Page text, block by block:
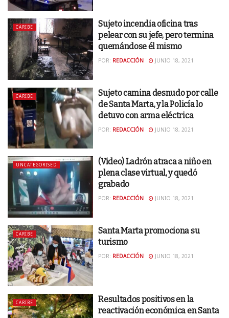
CARIBE
Sujeto incendia oficina tras
pelear con su jefe, pero termina
quemándose él mismo
POR: REDACCIÓN JUNIO 18, 2021
CARIBE
Sujeto camina desnudo por calle
de Santa Marta, y la Policía lo
detuvo con arma eléctrica
POR: REDACCIÓN JUNIO 18, 2021
UNCATEGORISED
(Video) Ladrón atraca a niño en
plena clase virtual, y quedó
grabado
POR: REDACCIÓN JUNIO 18, 2021
CARIBE
Santa Marta promociona su
turismo
POR: REDACCIÓN JUNIO 18, 2021
CARIBE
Resultados positivos en la
reactivación económica en Santa